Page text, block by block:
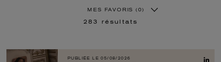
MES FAVORIS (0)
283 résultats
PUBLIÉE LE 05/08/2026